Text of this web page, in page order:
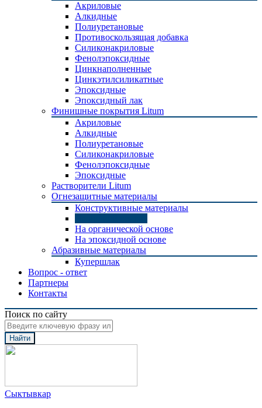
Акриловые
Алкидные
Полиуретановые
Противоскользящая добавка
Силиконакриловые
Фенолэпоксидные
Цинкнаполненные
Цинкэтилсиликатные
Эпоксидные
Эпоксидный лак
Финишные покрытия Litum
Акриловые
Алкидные
Полиуретановые
Силиконакриловые
Фенолэпоксидные
Эпоксидные
Растворители Litum
Огнезащитные материалы
Конструктивные материалы
На органической основе
На эпоксидной основе
Абразивные материалы
Купершлак
Вопрос - ответ
Партнеры
Контакты
Поиск по сайту
Найти
Сыктывкар